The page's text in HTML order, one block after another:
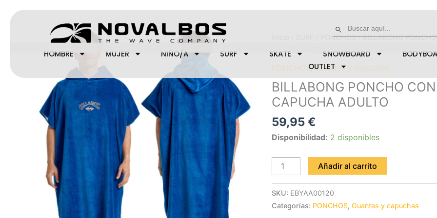
Botón de búsqueda
HOMBRE MUJER NIÑO/A SURF SKATE SNOWBOARD
OUTLET
PONCHOS/ BILLABONG
PONCHOS,Guantes y capuchas
BILLABONG PONCHO CON
CAPUCHA ADULTO
59,95€
Disponibilidad: 2 disponibles
ADULTO
cantidad
Añadir al carrito
SKU: EBYAA00120
Categorías: PONCHOS,Guantes y capuchas